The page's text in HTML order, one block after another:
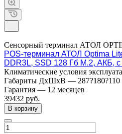
Сенсорный терминал АТОЛ
POS-терминал АТОЛ Optima
DDR3L, SSD 128 Гб M.2, АКБ,
Климатические условия
Габариты ДхШхВ —
Гарантия — 12 месяцев
39432 руб.
В корзину